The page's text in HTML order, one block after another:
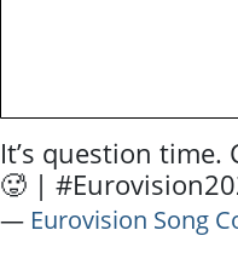
It’s question time.
🥵 |
― Eurovision Song